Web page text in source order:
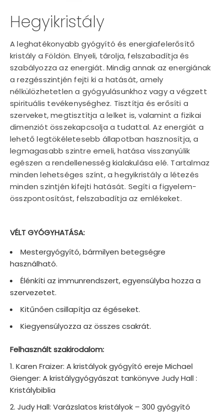
Hegyikristály
A leghatékonyabb gyógyító és energiafelerősítő
kristály a Földön. Elnyeli, tárolja, felszabadítja és
szabályozza az energiát. Mindig annak az energiának
a rezgésszintjén fejti ki a hatását, amely
nélkülözhetetlen a gyógyulásunkhoz vagy a végzett
spirituális tevékenységhez. Tisztítja és erősíti a
szerveket, megtisztítja a lelket is, valamint a fizikai
dimenziót összekapcsolja a tudattal. Az energiát a
lehető legtökéletesebb állapotban hasznosítja, a
legmagasabb szintre emeli, hatása visszanyúlik
egészen a rendellenesség kialakulása elé. Tartalmaz
minden lehetséges színt, a hegyikristály a létezés
minden szintjén kifejti hatását. Segíti a figyelem-
összpontosítást, felszabadítja az emlékeket.
VÉLT GYÓGYHATÁSA:
Mestergyógyító, bármilyen betegségre
használható.
Élénkíti az immunrendszert, egyensúlyba hozza a
szervezetet.
Kitűnően csillapítja az égéseket.
Kiegyensúlyozza az összes csakrát.
Felhasznált szakirodalom:
Karen Fraizer: A kristályok gyógyító ereje Michael
Gienger: A kristálygyógyászat tankönyve Judy Hall :
Kristálybiblia
Judy Hall: Varázslatos kristályok – 300 gyógyító